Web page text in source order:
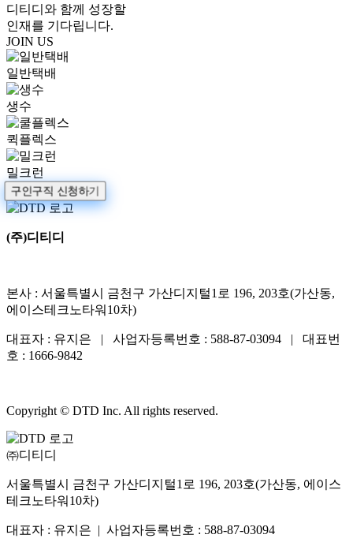
디티디와 함께 성장할
인재를 기다립니다.
JOIN US
일반택배
생수
퀵플렉스
밀크런
구인구직 신청하기
(주)디티디
본사 : 서울특별시 금천구 가산디지털1로 196, 203호(가산동,
에이스테크노타워10차)
대표자 : 유지은 | 사업자등록번호 : 588-87-03094 | 대표번
호 : 1666-9842
Copyright © DTD Inc. All rights reserved.
㈜디티디
서울특별시 금천구 가산디지털1로 196, 203호(가산동, 에이스
테크노타워10차)
대표자 : 유지은 | 사업자등록번호 : 588-87-03094